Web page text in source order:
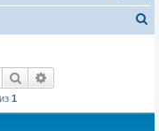
Поиск
из 1